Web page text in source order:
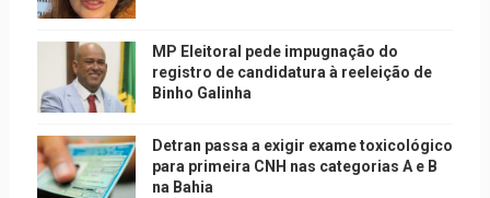
MP Eleitoral pede impugnação do
registro de candidatura à reeleição de
Binho Galinha
Detran passa a exigir exame toxicológico
para primeira CNH nas categorias A e B
na Bahia